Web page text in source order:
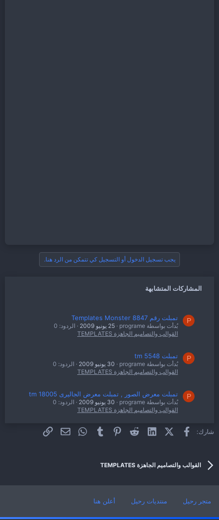
يجب تسجيل الدخول أو التسجيل كي تتمكن من الرد هنا.
المشاركات المتشابهة
P تمبلت رقم Templates Monster 8847
بُدأت بواسطة programe 25 يونيو 2009
الردود: 0
القوالب والتصاميم الجاهزة TEMPLATES
P تمبلت tm 5548
بُدأت بواسطة programe 30 يونيو 2009
الردود: 0
القوالب والتصاميم الجاهزة TEMPLATES
P تمبلت معرض الصور , تمبلت معرض الجاليرى tm 18005
بُدأت بواسطة programe 30 يونيو 2009
الردود: 0
القوالب والتصاميم الجاهزة TEMPLATES
P تمبلت tm 16314 شارك: فيسبوكX (Twitter)
LinkedIn
Reddit
Pinterest
Tumblr
WhatsAppالبريد الإلكتروني
الرابط
القوالب والتصاميم الجاهزة TEMPLATES
متجر رحيل منتديات رحيل أعلن هنا